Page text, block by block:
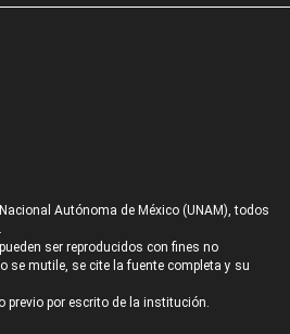
Autónoma de México (UNAM), todos
ser reproducidos con fines no
se mutile, se cite la fuente completa y su
previo por escrito de la institución.